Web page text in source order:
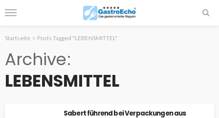
Startseite Posts Tagged "LEBENSMITTEL"
Archive
LEBENSMITTEL
Sabert führend bei Verpackungen aus